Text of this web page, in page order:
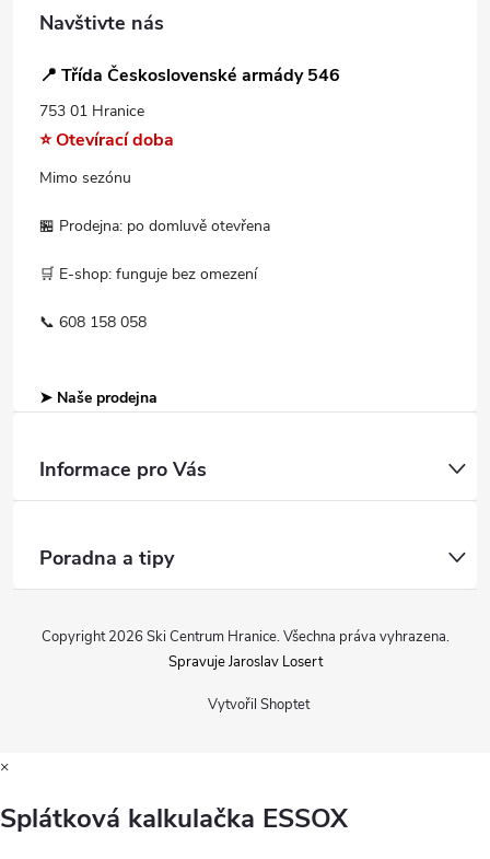
Navštivte nás
📍 Třída Československé armády 546
753 01 Hranice
⭐ Otevírací doba
Mimo sezónu
🏪 Prodejna: po domluvě otevřena
🛒 E-shop: funguje bez omezení
📞 608 158 058
➤ Naše prodejna
Informace pro Vás
Poradna a tipy
Vytvořil Shoptet
Copyright 2026 Ski Centrum Hranice. Všechna práva vyhrazena.
Spravuje Jaroslav Losert
×
Splátková kalkulačka ESSOX